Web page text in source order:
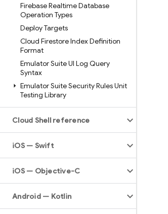
Firebase Realtime Database
Operation Types
Deploy Targets
Cloud Firestore Index Definition
Format
Emulator Suite UI Log Query
Syntax
Emulator Suite Security Rules Unit
Testing Library
Cloud Shell reference
iOS — Swift
iOS — Objective-C
Android — Kotlin